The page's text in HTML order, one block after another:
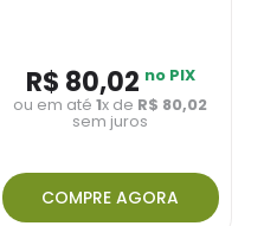
R$ 80,02 no PIX
ou em até1x de R$ 80,02
sem juros
COMPRE AGORA